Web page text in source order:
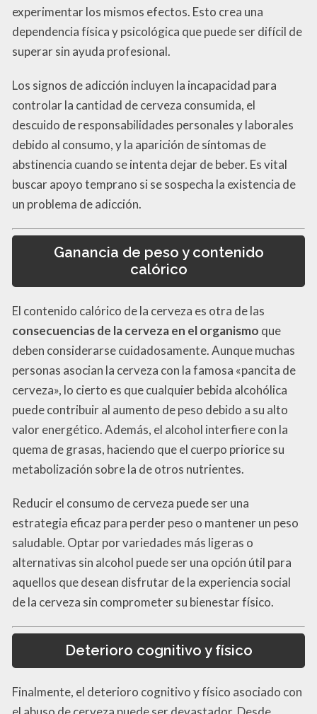
experimentar los mismos efectos. Esto crea una
dependencia física y psicológica que puede ser difícil de
superar sin ayuda profesional.
Los signos de adicción incluyen la incapacidad para
controlar la cantidad de cerveza consumida, el
descuido de responsabilidades personales y laborales
debido al consumo, y la aparición de síntomas de
abstinencia cuando se intenta dejar de beber. Es vital
buscar apoyo temprano si se sospecha la existencia de
un problema de adicción.
Ganancia de peso y contenido
calórico
El contenido calórico de la cerveza es otra de las
consecuencias de la cerveza en el organismo que
deben considerarse cuidadosamente. Aunque muchas
personas asocian la cerveza con la famosa «pancita de
cerveza», lo cierto es que cualquier bebida alcohólica
puede contribuir al aumento de peso debido a su alto
valor energético. Además, el alcohol interfiere con la
quema de grasas, haciendo que el cuerpo priorice su
metabolización sobre la de otros nutrientes.
Reducir el consumo de cerveza puede ser una
estrategia eficaz para perder peso o mantener un peso
saludable. Optar por variedades más ligeras o
alternativas sin alcohol puede ser una opción útil para
aquellos que desean disfrutar de la experiencia social
de la cerveza sin comprometer su bienestar físico.
Deterioro cognitivo y físico
Finalmente, el deterioro cognitivo y físico asociado con